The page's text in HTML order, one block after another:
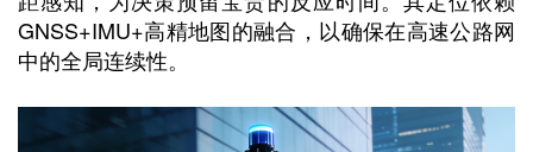
GNSS+IMU+高精地图的融合，以确保在高速公路网
中的全局连续性。